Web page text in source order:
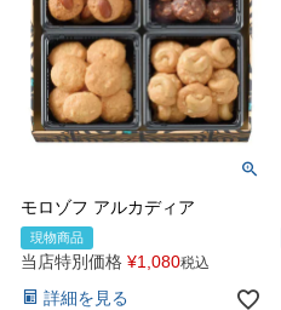
モロゾフ アルカディア
現物商品
当店特別価格 ¥1,080税込
詳細を見る